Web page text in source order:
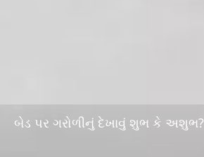
બેડ પર ગરોળીનું દેખાવું શુભ કે અશુભ?